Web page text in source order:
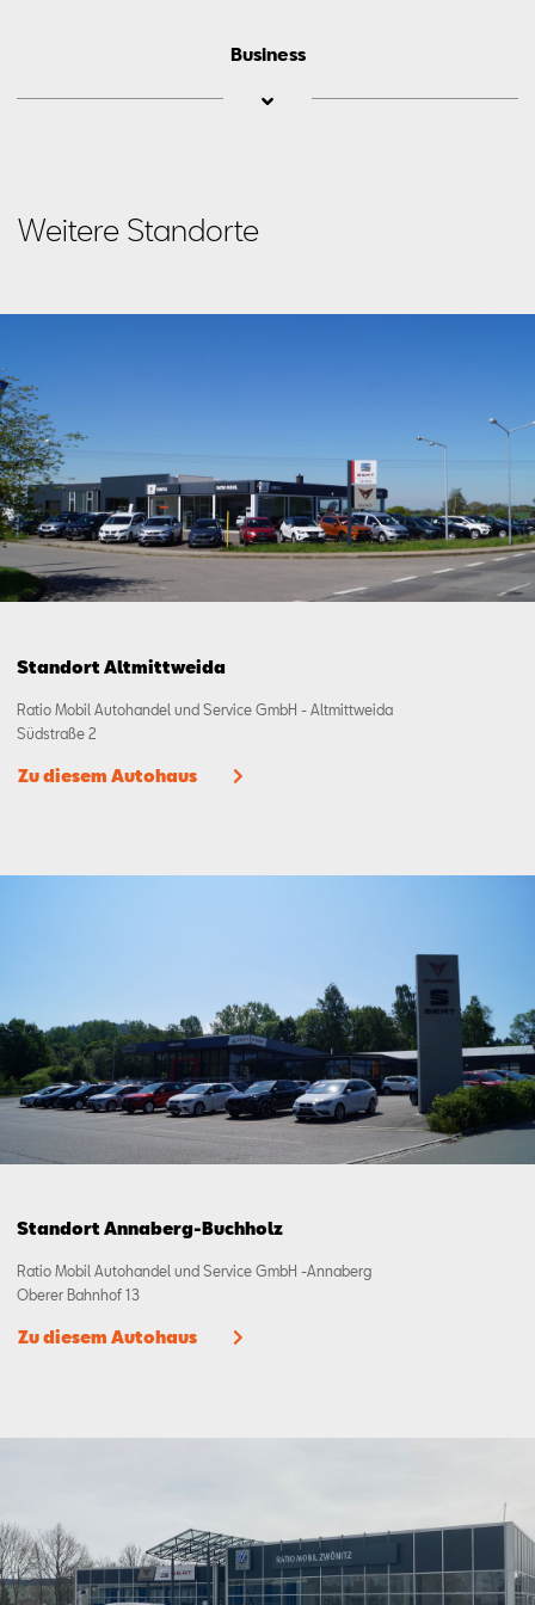
Business
Klu­ge
Weitere Standorte
Standort Altmittweida
Ratio Mobil Autohandel und Service GmbH - Altmittweida
Südstraße 2
Zu diesem Autohaus
Standort Annaberg-Buchholz
Ratio Mobil Autohandel und Service GmbH -Annaberg
Oberer Bahnhof 13
Zu diesem Autohaus